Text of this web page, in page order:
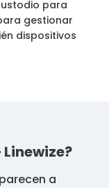
para
gestionar
dispositivos
a